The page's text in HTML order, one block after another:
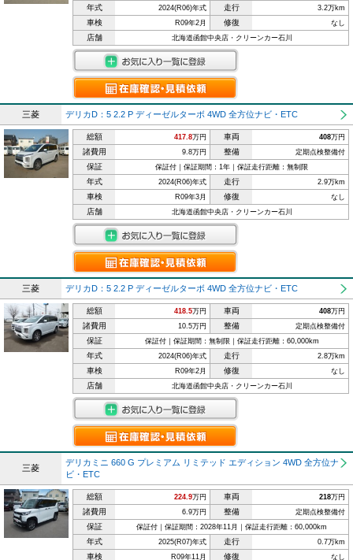
年式 2024(R06)年式 走行 3.2万km
車検 R09年2月 修復 なし
店舗 北海道函館中央店・クリーンカー石川
三菱 デリカD：5 2.2 P ディーゼルターボ 4WD 全方位ナビ・ETC
総額 417.8万円 車両 408万円
諸費用 9.8万円 整備 定期点検整備付
保証 保証付｜保証期間：1年｜保証走行距離：無制限
年式 2024(R06)年式 走行 2.9万km
車検 R09年3月 修復 なし
店舗 北海道函館中央店・クリーンカー石川
三菱 デリカD：5 2.2 P ディーゼルターボ 4WD 全方位ナビ・ETC
総額 418.5万円 車両 408万円
諸費用 10.5万円 整備 定期点検整備付
保証 保証付｜保証期間：無制限｜保証走行距離：60,000km
年式 2024(R06)年式 走行 2.8万km
車検 R09年2月 修復 なし
店舗 北海道函館中央店・クリーンカー石川
三菱
デリカミニ 660 G プレミアム リミテッド エディション 4WD 全方位ナ
ビ・ETC
総額 224.9万円 車両 218万円
諸費用 6.9万円 整備 定期点検整備付
保証 保証付｜保証期間：2028年11月｜保証走行距離：60,000km
年式 2025(R07)年式 走行 0.7万km
車検 R09年11月 修復 なし